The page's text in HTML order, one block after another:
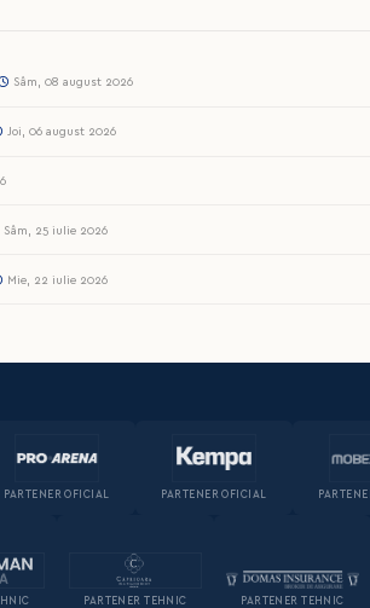
Sâm, 08 august 2026
Joi, 06 august 2026
Sâm, 25 iulie 2026
Mie, 22 iulie 2026
PARTENER OFICIAL PARTENER OFICIAL
PARTENER TEHNIC PARTENER TEHNIC